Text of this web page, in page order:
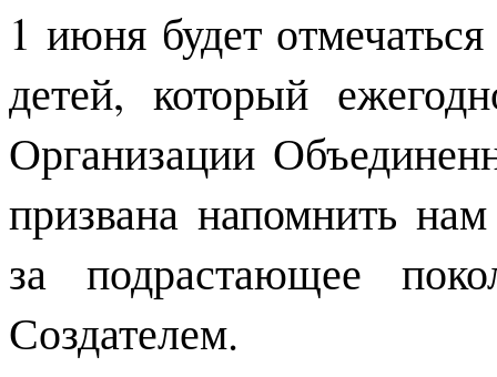
1 июня будет
детей, который
Организации
призвана напомнить
за подрастающее
Создателем.